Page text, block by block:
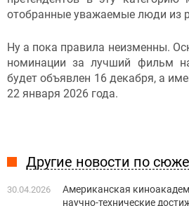
отобранные уважаемые люди из
Ну а пока правила неизменны.
номинации за лучший фильм
будет объявлен 16 декабря, а
22 января 2026 года.
Другие новости по
30.04.2026
Американская
научно-технические